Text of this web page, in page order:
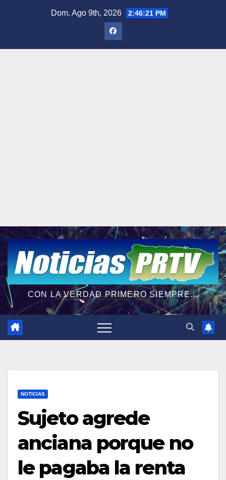
Dom. Ago 9th, 2026 2:46:22 PM
CON LA VERDAD PRIMERO SIEMPRE...
NOTICIAS
Sujeto agrede
anciana porque no
le pagaba la renta